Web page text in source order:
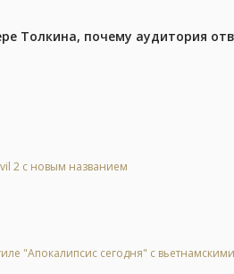
Толкина, почему аудитория
2 с новым названием
"Апокалипсис сегодня" с